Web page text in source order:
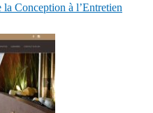
Conception à l’Entretien